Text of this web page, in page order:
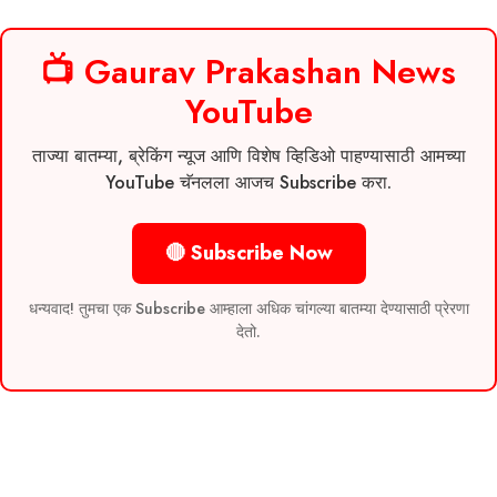
📺 Gaurav Prakashan News
YouTube
ताज्या बातम्या, ब्रेकिंग न्यूज आणि विशेष व्हिडिओ पाहण्यासाठी आमच्या
YouTube चॅनलला आजच Subscribe करा.
🔴 Subscribe Now
धन्यवाद! तुमचा एक Subscribe आम्हाला अधिक चांगल्या बातम्या देण्यासाठी प्रेरणा
देतो.